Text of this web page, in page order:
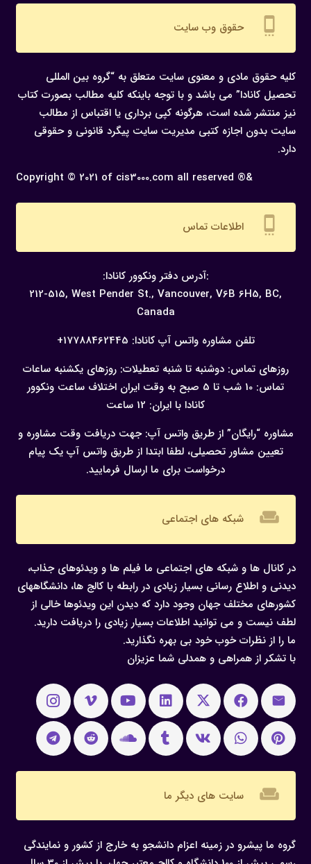
settings_cell حقوق وب سایت
کلیه حقوق مادی و معنوی سایت متعلق به “گروه بین المللی
تحصیل کانادا” می باشد و با توجه باینکه کلیه مطالب بصورت کتاب
نیز منتشر شده است، هرگونه كپی برداری یا اقتباس از مطالب
سایت بدون اجازه كتبی مدیریت سایت پیگرد قانونی و حقوقی
دارد.
Copyright © 2021 of cis3000.com all reserved ®&
settings_cell اطلاعات تماس
:آدرس دفتر ونکوور کانادا:
212-515, West Pender St., Vancouver, V6B 6H5, BC,
Canada
تلفن مشاوره واتس آپ کانادا: 17788462445+
روزهای تماس: دوشنبه تا شنبه تعطیلات: روزهای یکشنبه ساعات
تماس: 10 شب تا 5 صبح به وقت ایران
اختلاف ساعت ونکوور
کانادا با ایران: 12 ساعت
مشاوره “رایگان” از طریق واتس آپ: جهت دریافت وقت مشاوره و
تعیین مشاور تحصیلی، لطفا ابتدا از طریق واتس آپ یک پیام
درخواست برای ما ارسال فرمایید.
weekend شبکه های اجتماعی
در کانال ها و شبکه های اجتماعی ما فیلم ها و ویدئوهای جذاب،
دیدنی و اطلاع رسانی بسیار زیادی در رابطه با کالج ها، دانشگاههای
کشورهای مختلف جهان وجود دارد که دیدن این ویدئوها خالی از
لطف نیست و می توانید اطلاعات بسیار زیادی را دریافت دارید.
ما را از نظرات خوب خود بی بهره نگذارید.
با تشکر از همراهی و همدلی شما عزیزان
weekend سایت های دیگر ما
گروه ما پیشرو در زمینه اعزام دانشجو به خارج از کشور و نمایندگی